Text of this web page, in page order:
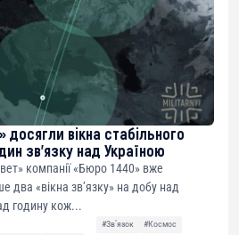
вікна стабільного
зв’язку над Україною
компанії «Бюро 1440» вже
«вікна зв’язку» на добу над
годину кож...
#Звʼязок
#Космос